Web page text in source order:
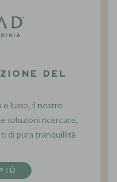
DEL
e lusso, il nostro
soluzioni ricercate,
di pura tranquillità.